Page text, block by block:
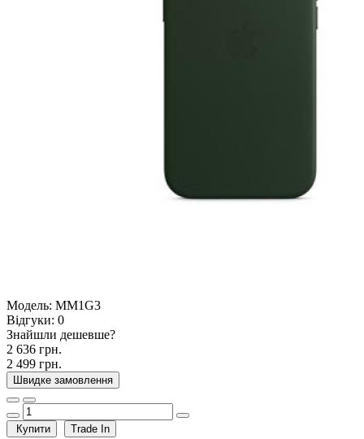
Модель: MM1G3
Відгуки: 0
Знайшли дешевше?
2 636 грн.
2 499 грн.
Швидке замовлення
Купити Trade In